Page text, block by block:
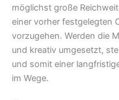
möglichst große
einer vorher festgelegten
vorzugehen. Werden die
und kreativ umgesetzt,
und somit einer
im Wege.